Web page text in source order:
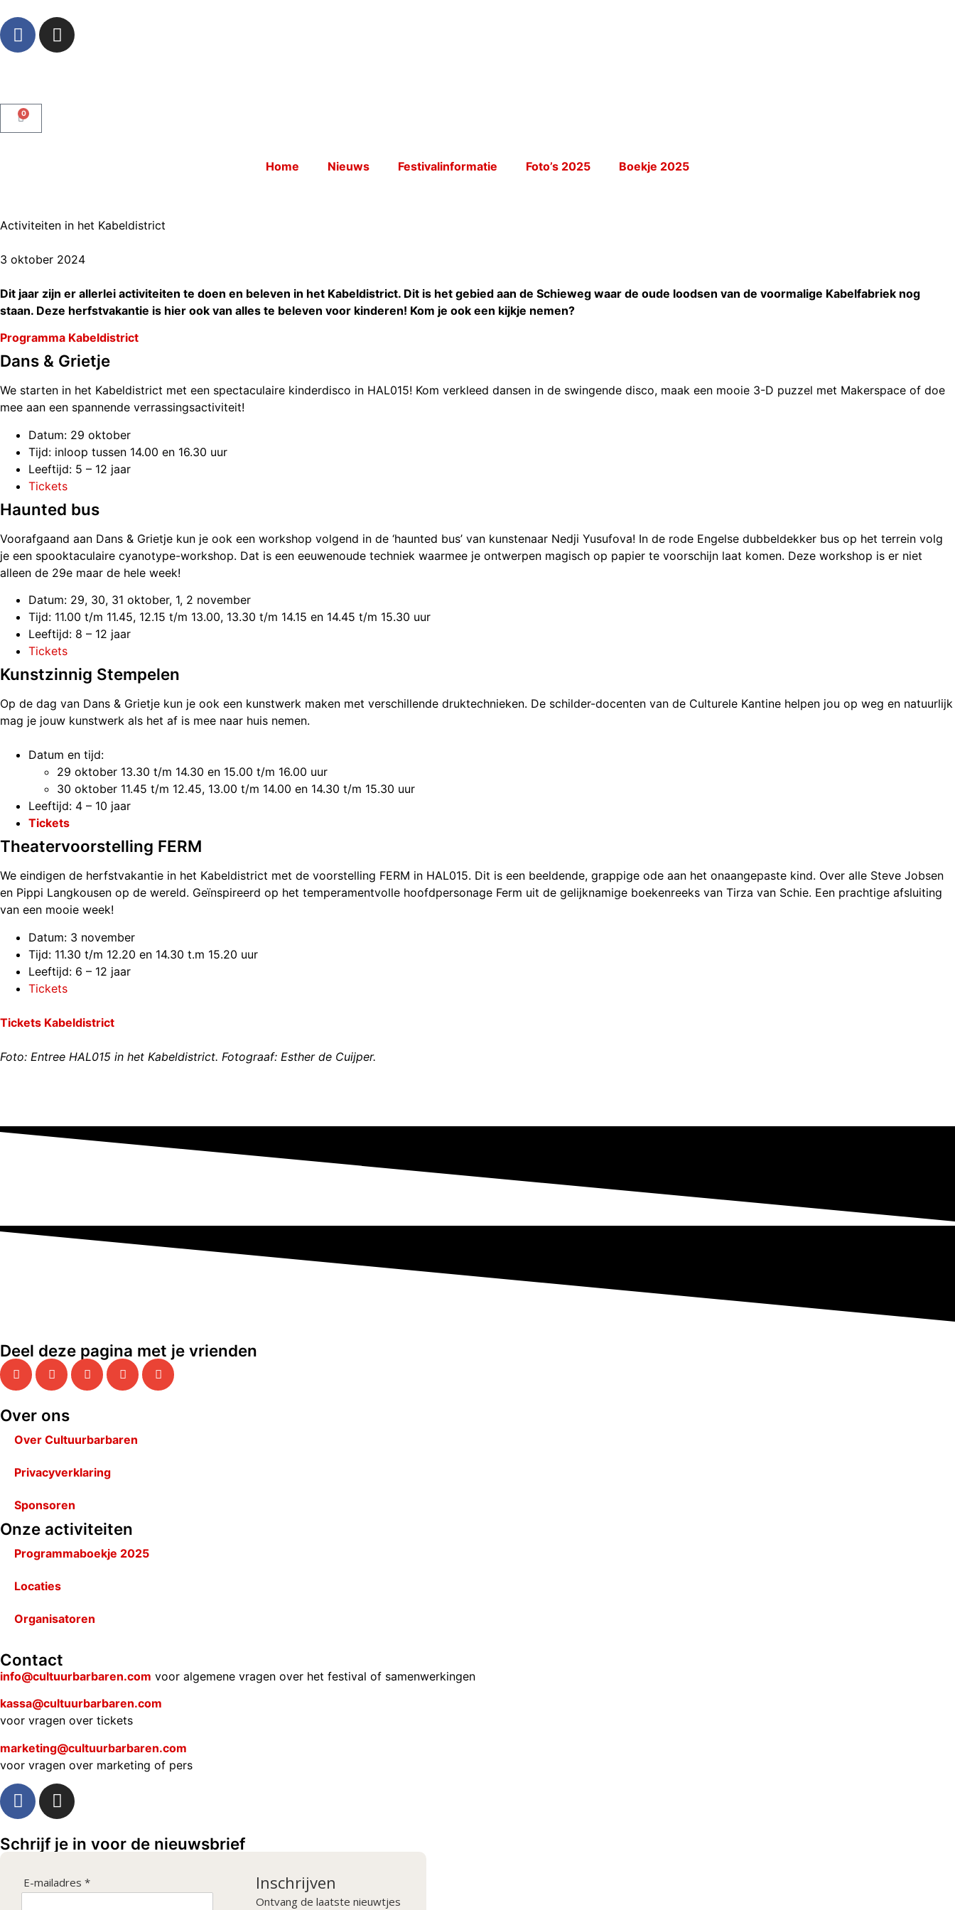
0
Home Nieuws Festivalinformatie Foto’s 2025 Boekje 2025
Activiteiten in het Kabeldistrict
3 oktober 2024
Dit jaar zijn er allerlei activiteiten te doen en beleven in het Kabeldistrict. Dit is het gebied aan de Schieweg waar de oude loodsen van de voormalige Kabelfabriek nog
staan. Deze herfstvakantie is hier ook van alles te beleven voor kinderen! Kom je ook een kijkje nemen?
Programma Kabeldistrict
Dans & Grietje
We starten in het Kabeldistrict met een spectaculaire kinderdisco in HAL015! Kom verkleed dansen in de swingende disco, maak een mooie 3-D puzzel met Makerspace of doe
mee aan een spannende verrassingsactiviteit!
Datum: 29 oktober
Tijd: inloop tussen 14.00 en 16.30 uur
Leeftijd: 5 – 12 jaar
Tickets
Haunted bus
Voorafgaand aan Dans & Grietje kun je ook een workshop volgend in de ‘haunted bus’ van kunstenaar Nedji Yusufova! In de rode Engelse dubbeldekker bus op het terrein volg
je een spooktaculaire cyanotype-workshop. Dat is een eeuwenoude techniek waarmee je ontwerpen magisch op papier te voorschijn laat komen. Deze workshop is er niet
alleen de 29e maar de hele week!
Datum: 29, 30, 31 oktober, 1, 2 november
Tijd: 11.00 t/m 11.45, 12.15 t/m 13.00, 13.30 t/m 14.15 en 14.45 t/m 15.30 uur
Leeftijd: 8 – 12 jaar
Tickets
Kunstzinnig Stempelen
Op de dag van Dans & Grietje kun je ook een kunstwerk maken met verschillende druktechnieken. De schilder-docenten van de Culturele Kantine helpen jou op weg en natuurlijk
mag je jouw kunstwerk als het af is mee naar huis nemen.
Datum en tijd:
29 oktober 13.30 t/m 14.30 en 15.00 t/m 16.00 uur
30 oktober 11.45 t/m 12.45, 13.00 t/m 14.00 en 14.30 t/m 15.30 uur
Leeftijd: 4 – 10 jaar
Tickets
Theatervoorstelling FERM
We eindigen de herfstvakantie in het Kabeldistrict met de voorstelling FERM in HAL015. Dit is een beeldende, grappige ode aan het onaangepaste kind. Over alle Steve Jobsen
en Pippi Langkousen op de wereld. Geïnspireerd op het temperamentvolle hoofdpersonage Ferm uit de gelijknamige boekenreeks van Tirza van Schie. Een prachtige afsluiting
van een mooie week!
Datum: 3 november
Tijd: 11.30 t/m 12.20 en 14.30 t.m 15.20 uur
Leeftijd: 6 – 12 jaar
Tickets
Tickets Kabeldistrict
Foto: Entree HAL015 in het Kabeldistrict. Fotograaf: Esther de Cuijper.
Deel deze pagina met je vrienden
Over ons
Over Cultuurbarbaren
Privacyverklaring
Sponsoren
Onze activiteiten
Programmaboekje 2025
Locaties
Organisatoren
Contact
info@cultuurbarbaren.com voor algemene vragen over het festival of samenwerkingen
kassa@cultuurbarbaren.com
voor vragen over tickets
marketing@cultuurbarbaren.com
voor vragen over marketing of pers
Schrijf je in voor de nieuwsbrief
E-mailadres * Inschrijven
Ontvang de laatste nieuwtjes